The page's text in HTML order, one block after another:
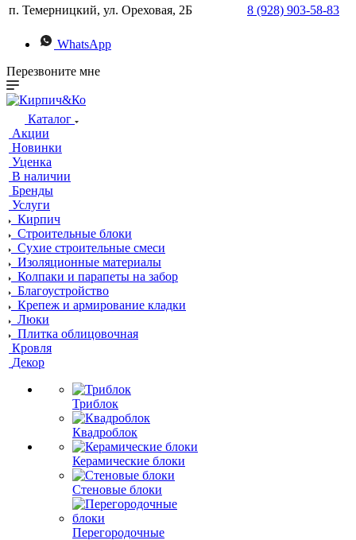
п. Темерницкий, ул. Ореховая, 2Б
8 (928) 903-58-83
WhatsApp
Перезвоните мне
Каталог
Акции
Новинки
Уценка
В наличии
Бренды
Услуги
Кирпич
Строительные блоки
Сухие строительные смеси
Изоляционные материалы
Колпаки и парапеты на забор
Благоустройство
Крепеж и армирование кладки
Люки
Плитка облицовочная
Кровля
Декор
Триблок
Квадроблок
Керамические блоки
Стеновые блоки
Перегородочные